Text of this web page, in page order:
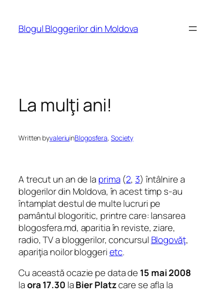
content
Blogul Bloggerilor din Moldova
La mulţi ani!
Written byvaleriuinBlogosfera, Society
A trecut un an de la prima (2, 3) întâlnire a
blogerilor din Moldova, în acest timp s-au
întamplat destul de multe lucruri pe
pamântul blogoritic, printre care: lansarea
blogosfera.md, aparitia în reviste, ziare,
radio, TV a bloggerilor, concursul Blogovăţ,
apariţia noilor bloggerietc.
Cu această ocazie pe data de 15 mai 2008
laora 17.30 laBier Platzcare se afla la